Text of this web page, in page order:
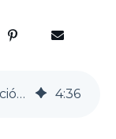
De básico a moderno: inspiración para renovar tu baño 4:36